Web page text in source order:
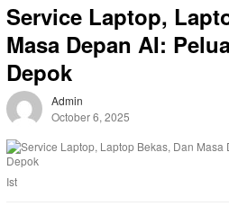
Service Laptop,
Masa Depan AI:
Depok
Admin
October 6, 2025
Ist